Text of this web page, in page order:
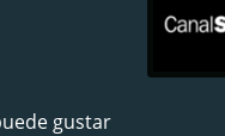
gustar